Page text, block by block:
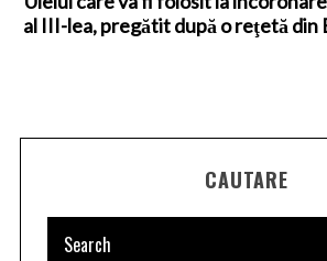
al III-lea, pregătit după o reţetă din
CAUTARE